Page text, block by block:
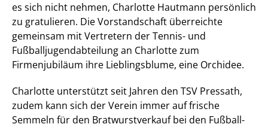
es sich nicht nehmen, Charlotte Hautmann persönlich
zu gratulieren. Die Vorstandschaft überreichte
gemeinsam mit Vertretern der Tennis- und
Fußballjugendabteilung an Charlotte zum
Firmenjubiläum ihre Lieblingsblume, eine Orchidee.
Charlotte unterstützt seit Jahren den TSV Pressath,
zudem kann sich der Verein immer auf frische
Semmeln für den Bratwurstverkauf bei den Fußball-